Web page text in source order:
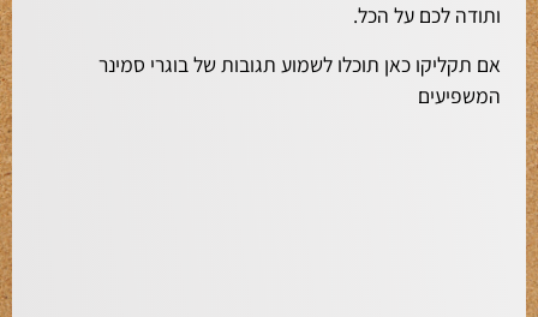
ותודה לכם על הכל.
אם תקליקו כאן תוכלו לשמוע תגובות של בוגרי סמינר
המשפיעים